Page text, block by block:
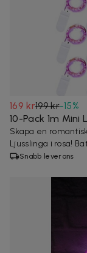
169 kr199 kr-15%
10-Pack 1m
Skapa en
Ljusslinga i rosa!
Snabb leverans